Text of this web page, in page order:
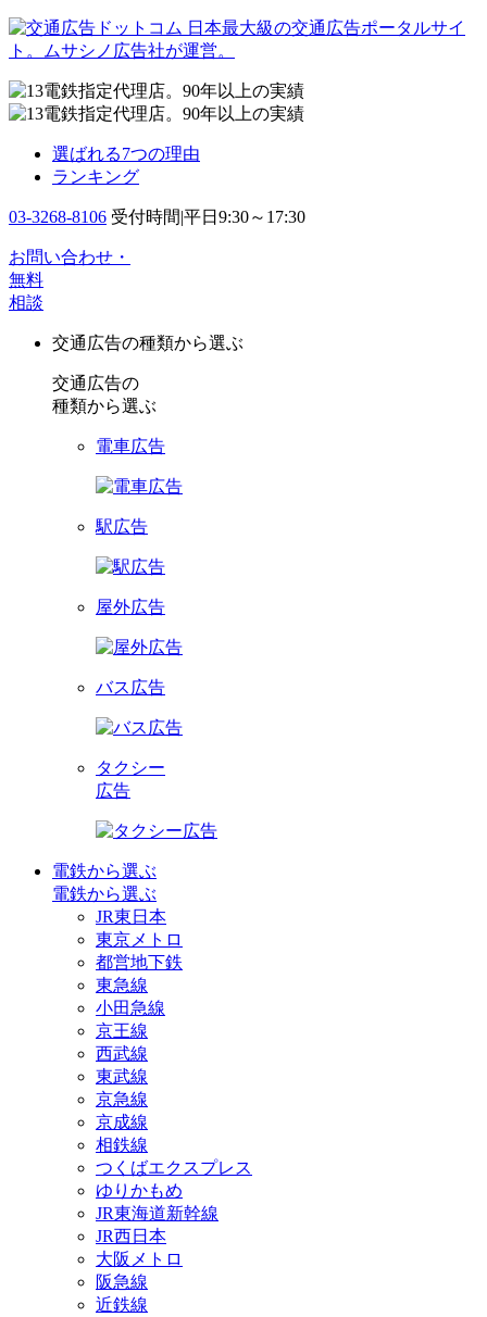
日本最大級の交通広告ポータルサイ
ト。ムサシノ広告社が運営。
選ばれる7つの理由
ランキング
03-3268-8106 受付時間|平日9:30～17:30
お問い合わせ・
無料
相談
交通広告の種類から選ぶ
交通広告の
種類から選ぶ
電車広告
駅広告
屋外広告
バス広告
タクシー
広告
電鉄から選ぶ
電鉄から選ぶ
JR東日本
東京メトロ
都営地下鉄
東急線
小田急線
京王線
西武線
東武線
京急線
京成線
相鉄線
つくばエクスプレス
ゆりかもめ
JR東海道新幹線
JR西日本
大阪メトロ
阪急線
近鉄線